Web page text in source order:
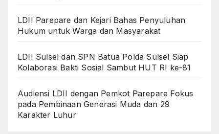
LDII Parepare dan Kejari Bahas Penyuluhan
Hukum untuk Warga dan Masyarakat
LDII Sulsel dan SPN Batua Polda Sulsel Siap
Kolaborasi Bakti Sosial Sambut HUT RI ke-81
Audiensi LDII dengan Pemkot Parepare Fokus
pada Pembinaan Generasi Muda dan 29
Karakter Luhur